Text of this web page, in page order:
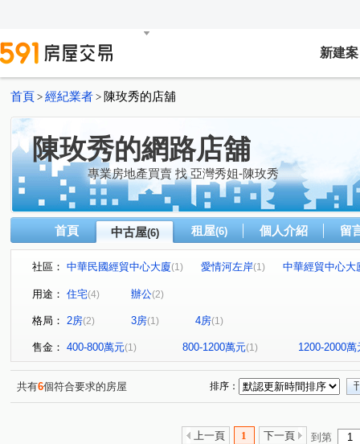
新建案
首頁 > 經紀業者 > 陳玫秀的店舖
陳玫秀的網路店舖
專業房地產買賣 找 亞灣秀姐-陳玫秀
首頁 中古屋(6) 租屋(6) 個人介紹 留
社區： 中華民國經貿中心大廈(1) 愛情河左岸(1)
中華經貿中心大
義華路
中山二路
用途： 住宅(4) 辦公(2)
格局： 2房(2) 3房(1) 4房(1)
售金： 400-800萬元(1) 800-1200萬元(1) 1200-2000萬
共有6個符合要求的房屋 排序：
上一頁 1 下一頁 到第